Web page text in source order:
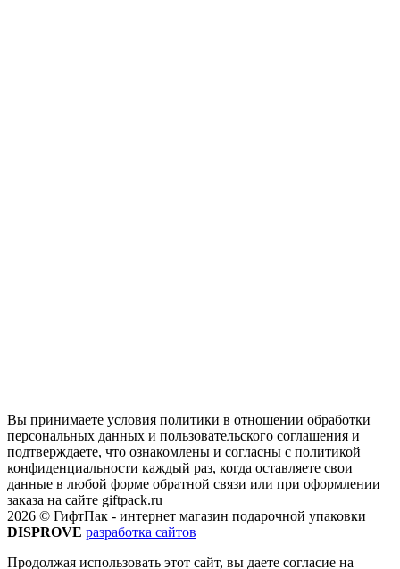
Вы принимаете условия политики в отношении обработки
персональных данных и пользовательского соглашения и
подтверждаете, что ознакомлены и согласны с политикой
конфиденциальности каждый раз, когда оставляете свои
данные в любой форме обратной связи или при оформлении
заказа на сайте giftpack.ru
2026 © ГифтПак - интернет магазин подарочной упаковки
DISPROVE разработка сайтов
Продолжая использовать этот сайт, вы даете согласие на